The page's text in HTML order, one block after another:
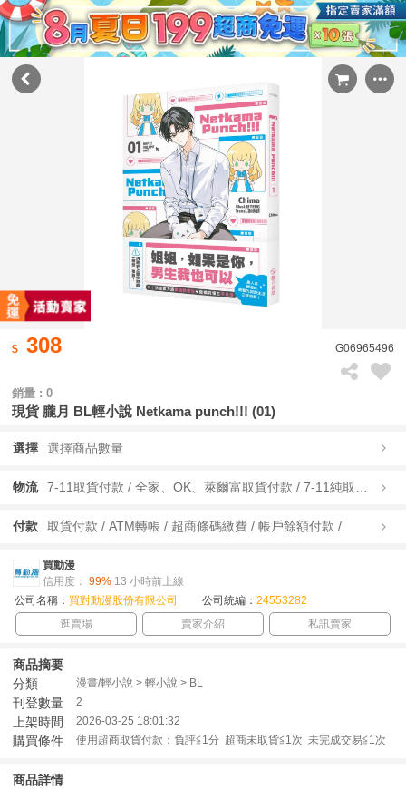
308 G06965496
銷量 : 0
現貨 朧月 BL輕小說 Netkama punch!!! (01)
選擇 選擇商品數量
物流
付款 取貨付款 / ATM轉帳 / 超商條碼繳費 / 帳戶餘額付款 /
買動漫
信用度： 99% 13 小時前上線
公司名稱： 買對動漫股份有限公司 公司統編： 24553282
逛賣場
賣家介紹 私訊賣家
商品摘要
分類
漫畫/輕小說 > 輕小說 > BL
刊登數量 2
上架時間 2026-03-25 18:01:32
購買條件 使用超商取貨付款：負評≦1分 超商未取貨≦1次 未完成交易≦1次
商品詳情